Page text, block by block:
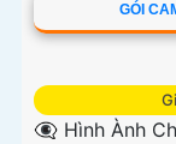
GÓI
👁️‍🗨 Hình Ành